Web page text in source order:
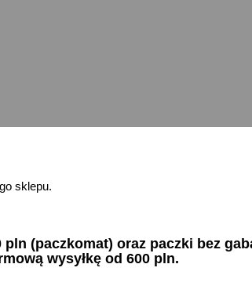
sklepu.
(paczkomat) oraz paczki bez
wysyłkę od 600 pln.